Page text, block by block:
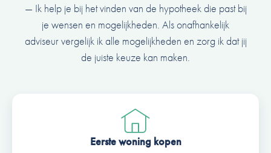
— Ik help je bij het vinden van de hypotheek die past bij
je wensen en mogelijkheden. Als onafhankelijk
adviseur vergelijk ik alle mogelijkheden en zorg ik dat jij
de juiste keuze kan maken.
Eerste woning kopen